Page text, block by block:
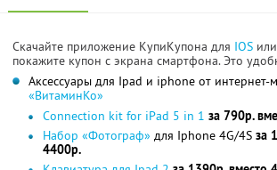
Скачайте приложение КупиКупона для IOS или
покажите купон с экрана смартфона. Это
Аксессуары для Ipad и iphone от интернет-
«ВитаминКо»
Connection kit for iPad 5 in 1 за 790р.
Набор «Фотограф» для Iphone 4G/4S за
4400р.